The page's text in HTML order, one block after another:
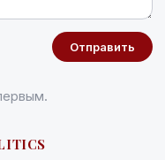
Отправить